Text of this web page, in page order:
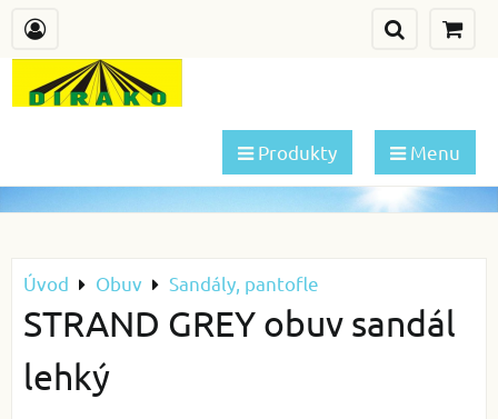
Produkty Menu
Úvod Obuv Sandály, pantofle
STRAND GREY obuv sandál
lehký